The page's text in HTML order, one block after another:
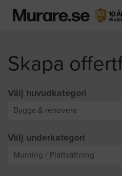
Skapa
Välj huvudkategori
Välj underkategori